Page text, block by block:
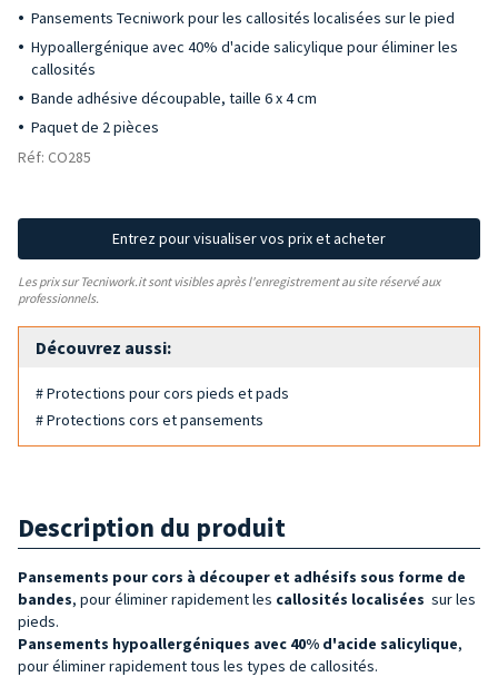
Pansements Tecniwork pour les callosités localisées sur le pied
Hypoallergénique avec 40% d'acide salicylique pour éliminer les
callosités
Bande adhésive découpable, taille 6 x 4 cm
Paquet de 2 pièces
Réf: CO285
Entrez pour visualiser vos prix et acheter
Les prix sur Tecniwork.it sont visibles après l'enregistrement au site réservé aux
professionnels.
Découvrez aussi:
# Protections pour cors pieds et pads
# Protections cors et pansements
Description du produit
Pansements pour cors à découper et adhésifs sous forme de
bandes, pour éliminer rapidement les callosités localisées sur les
pieds.
Pansements hypoallergéniques avec 40% d'acide salicylique,
pour éliminer rapidement tous les types de callosités.